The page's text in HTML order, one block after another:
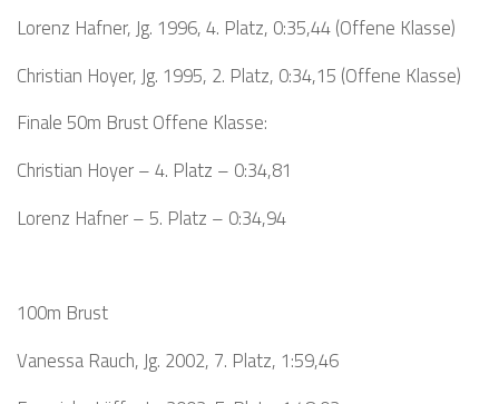
Lorenz Hafner, Jg. 1996, 4. Platz, 0:35,44 (Offene Klasse)
Christian Hoyer, Jg. 1995, 2. Platz, 0:34,15 (Offene Klasse)
Finale 50m Brust Offene Klasse:
Christian Hoyer – 4. Platz – 0:34,81
Lorenz Hafner – 5. Platz – 0:34,94
100m Brust
Vanessa Rauch, Jg. 2002, 7. Platz, 1:59,46